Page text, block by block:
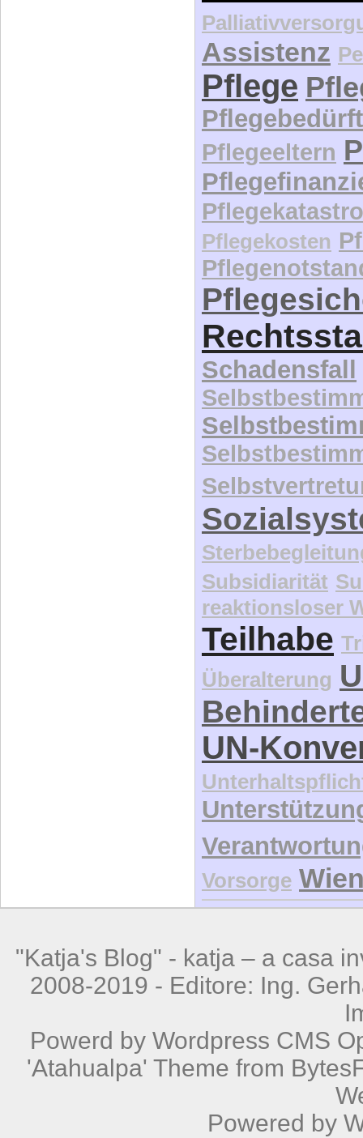
Assistenz
Pflege
Pflegeeltern
Pflegekosten
Schadensfall
Subsidiarität
reaktionsloser
Teilhabe
Überalterung
UN-
Vorsorge
"Katja's Blog" - katja – a casa
2008-2019 - Editore: Ing.
Powerd byWordpress CMS
'Atahualpa' Theme from
Powered by